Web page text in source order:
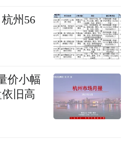
州56
价小幅
旧高